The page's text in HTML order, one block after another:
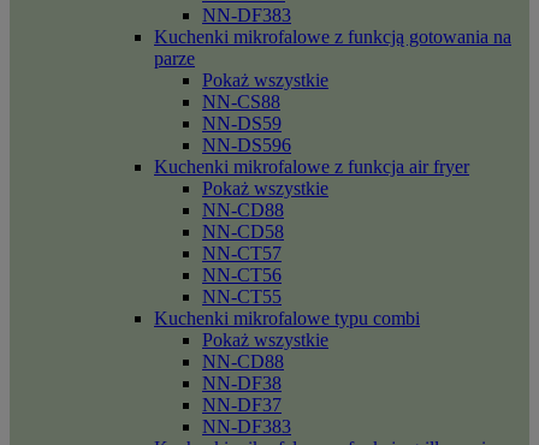
NN-DF383
Kuchenki mikrofalowe z funkcją gotowania na
parze
Pokaż wszystkie
NN-CS88
NN-DS59
NN-DS596
Kuchenki mikrofalowe z funkcja air fryer
Pokaż wszystkie
NN-CD88
NN-CD58
NN-CT57
NN-CT56
NN-CT55
Kuchenki mikrofalowe typu combi
Pokaż wszystkie
NN-CD88
NN-DF38
NN-DF37
NN-DF383